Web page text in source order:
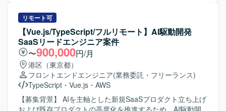
案まで推進できる方を歓迎いたします。 【ポジションの魅
力】 全社レベルでのM365活用推進を担うポジションのた
め、業務効率化やDX推進に直接貢献できる環境です。セキ
ュリティやガバナンスを意識したルール・ポリシー設計に
も関わることができ、コラボレーション基盤の整備を通じ
て組織全体に大きな影響を与える経験を積むことができま
す。 【開発環境】 Microsoft 365（Teams / SharePoint /
OneDrive / Outlook 等）、SharePoint Online、Microsoft
Entra ID、Power Platform（Power Apps / Power
Automate）などを利用しております。
問い合わせ対応、既存PGの改修や小規模な追加開発などを
行っていただきます。また、Bronze/Silver/Gold構造で加工
されたデータのDWH格納に関するジョブ監視や調整、
Systemwalkerを用いたジョブ管理業務にも携わっていただ
きます。Domoで可視化されるデータの品質維持に向けた運
用改善やチューニングもご対応いただきます。 【求める人
物像】 データ基盤運用に責任感を持ち、障害発生時にも落
ち着いて状況整理と関係者への説明ができる方を求めてお
ります。新しいクラウドサービスやデータ関連技術に対し
て前向きにキャッチアップし、自ら改善提案ができる方に
リモート可
【Vue.js/TypeScript/フルリモート】AI駆動開発
SaaSリードエンジニア案件
〜900,000円/月
港区（東京都）
フロントエンドエンジニア(業務委託・フリーランス)
TypeScript ・ Vue.js ・ AWS
【募集背景】 AIを主軸とした新規SaaSプロダクト立ち上げ
および既存プロダクトの高度化を推進するため、AI駆動開